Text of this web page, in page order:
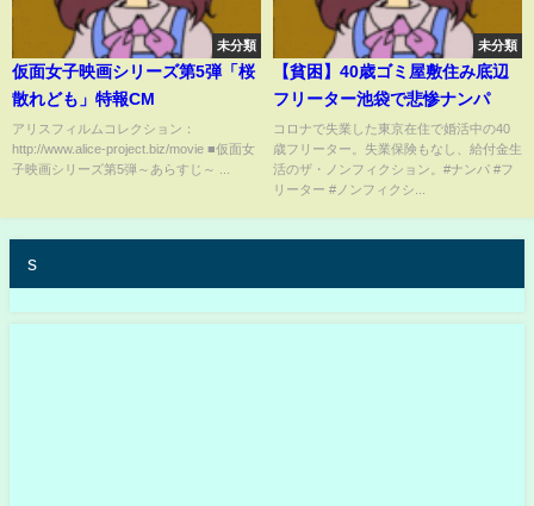
未分類
仮面女子映画シリーズ第5弾「桜
散れども」特報CM
アリスフィルムコレクション：
http://www.alice-project.biz/movie ■仮面女
子映画シリーズ第5弾～あらすじ～ ...
未分類
【貧困】40歳ゴミ屋敷住み底辺
フリーター池袋で悲惨ナンパ
コロナで失業した東京在住で婚活中の40
歳フリーター。失業保険もなし、給付金生
活のザ・ノンフィクション。#ナンパ #フ
リーター #ノンフィクシ...
s